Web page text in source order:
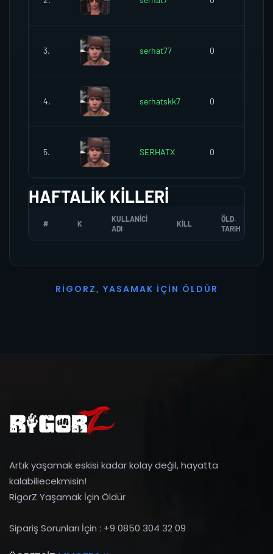
3. serhat77 0
4. serhatskk7 0
5. SERHATX 0
HAFTALIK KILLERI
# K
KULLANICI
ADI
KILL
ÖLD.
TARIH
R I G O R Z, YASAMAK İ ÇI N Ö L D Ü R
Artık yaşamak eskisi kadar kolay değil, hayatta
kalabiliecekmisin!
RigorZ Yaşamak İçin Öldür
Sipariş Sorunları İçin : +9 0850 304 32 09